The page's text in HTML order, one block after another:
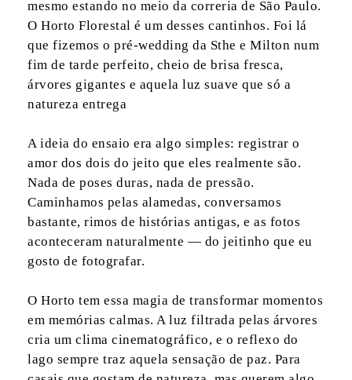
mesmo estando no meio da correria de São Paulo.
O Horto Florestal é um desses cantinhos. Foi lá
que fizemos o pré-wedding da Sthe e Milton num
fim de tarde perfeito, cheio de brisa fresca,
árvores gigantes e aquela luz suave que só a
natureza entrega
A ideia do ensaio era algo simples: registrar o
amor dos dois do jeito que eles realmente são.
Nada de poses duras, nada de pressão.
Caminhamos pelas alamedas, conversamos
bastante, rimos de histórias antigas, e as fotos
aconteceram naturalmente — do jeitinho que eu
gosto de fotografar.
O Horto tem essa magia de transformar momentos
em memórias calmas. A luz filtrada pelas árvores
cria um clima cinematográfico, e o reflexo do
lago sempre traz aquela sensação de paz. Para